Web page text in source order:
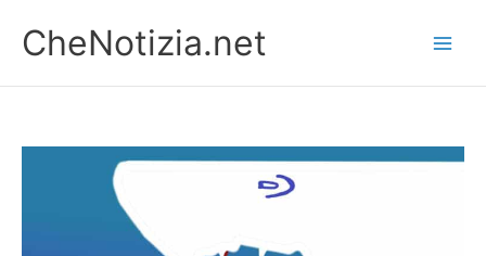
contenuto
CheNotizia.net